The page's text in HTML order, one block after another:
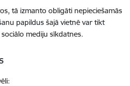
tā izmanto obligāti nepieciešamās
papildus šajā vietnē var tikt
mediju sīkdatnes.